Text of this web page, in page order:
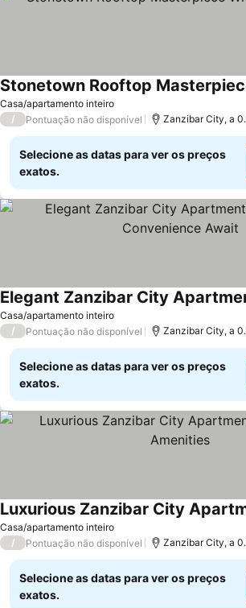
Casa/apartamento inteiro
/ Pontuação não disponível Zanzibar City, a
Selecione as datas para ver os preços
exatos.
Casa/apartamento inteiro
/ Pontuação não disponível Zanzibar City, a
Selecione as datas para ver os preços
exatos.
Casa/apartamento inteiro
/ Pontuação não disponível Zanzibar City, a
Selecione as datas para ver os preços
exatos.